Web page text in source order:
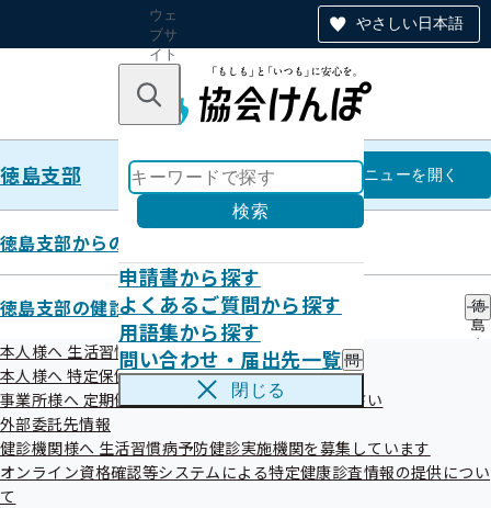
やさしい日本語
ウェ
ブサ
イト
のナ
ン
キーワードで探す
検索
申請書から探す
よくあるご質問から探す
用語集から探す
問い合わせ・届出先一覧 問
い
せ
・
届
閉じる
徳島支部 徳島支部
メニューを開く
徳島支部からのお知らせ
徳島支部の健診・保健指導のご案内
徳
島
保
健
本人様へ 生活習慣病予防健診のご案内
本人様へ 特定保健指導のご案内
事業所様へ 定期健康診断結果の提供にご協力ください
外部委託先情報
健診機関様へ 生活習慣病予防健診実施機関を募集しています
オンライン資格確認等システムによる特定健康診査情報の提供につい
て
医療費等の還付を装った振込め詐
欺にご注意ください！
平成25年12月02日